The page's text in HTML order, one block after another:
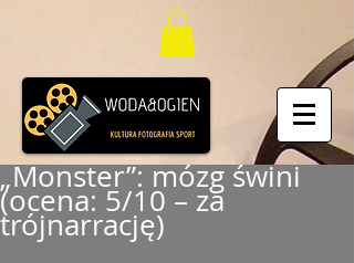
„Monster”: mózg świni
(ocena: 5/10 – za
trójnarrację)